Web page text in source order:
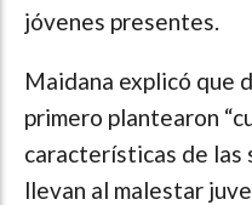
jóvenes presentes.
Maidana explicó que
primero plantearon
características de las
llevan al malestar